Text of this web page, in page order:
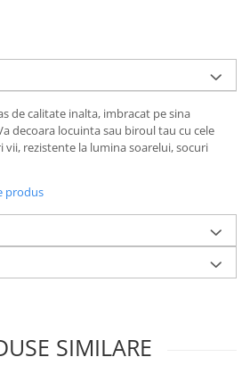
de calitate inalta, imbracat pe sina
decoara locuinta sau biroul tau cu cele
vii, rezistente la lumina soarelui, socuri
produs
SIMILARE